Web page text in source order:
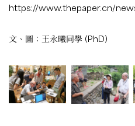
https://www.thepaper.cn/
文、圖：王永曦同學 (PhD)